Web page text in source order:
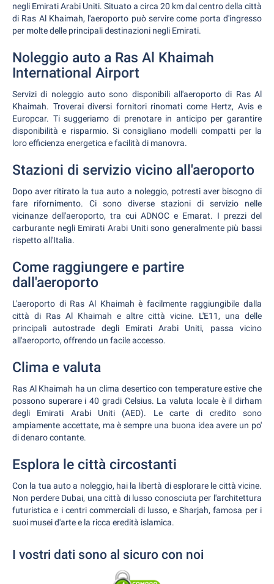
negli Emirati Arabi Uniti. Situato a circa 20 km dal centro della città
di Ras Al Khaimah, l'aeroporto può servire come porta d'ingresso
per molte delle principali destinazioni negli Emirati.
Noleggio auto a Ras Al Khaimah
International Airport
Servizi di noleggio auto sono disponibili all'aeroporto di Ras Al
Khaimah. Troverai diversi fornitori rinomati come Hertz, Avis e
Europcar. Ti suggeriamo di prenotare in anticipo per garantire
disponibilità e risparmio. Si consigliano modelli compatti per la
loro efficienza energetica e facilità di manovra.
Stazioni di servizio vicino all'aeroporto
Dopo aver ritirato la tua auto a noleggio, potresti aver bisogno di
fare rifornimento. Ci sono diverse stazioni di servizio nelle
vicinanze dell'aeroporto, tra cui ADNOC e Emarat. I prezzi del
carburante negli Emirati Arabi Uniti sono generalmente più bassi
rispetto all'Italia.
Come raggiungere e partire
dall'aeroporto
L'aeroporto di Ras Al Khaimah è facilmente raggiungibile dalla
città di Ras Al Khaimah e altre città vicine. L'E11, una delle
principali autostrade degli Emirati Arabi Uniti, passa vicino
all'aeroporto, offrendo un facile accesso.
Clima e valuta
Ras Al Khaimah ha un clima desertico con temperature estive che
possono superare i 40 gradi Celsius. La valuta locale è il dirham
degli Emirati Arabi Uniti (AED). Le carte di credito sono
ampiamente accettate, ma è sempre una buona idea avere un po'
di denaro contante.
Esplora le città circostanti
Con la tua auto a noleggio, hai la libertà di esplorare le città vicine.
Non perdere Dubai, una città di lusso conosciuta per l'architettura
futuristica e i centri commerciali di lusso, e Sharjah, famosa per i
suoi musei d'arte e la ricca eredità islamica.
I vostri dati sono al sicuro con noi